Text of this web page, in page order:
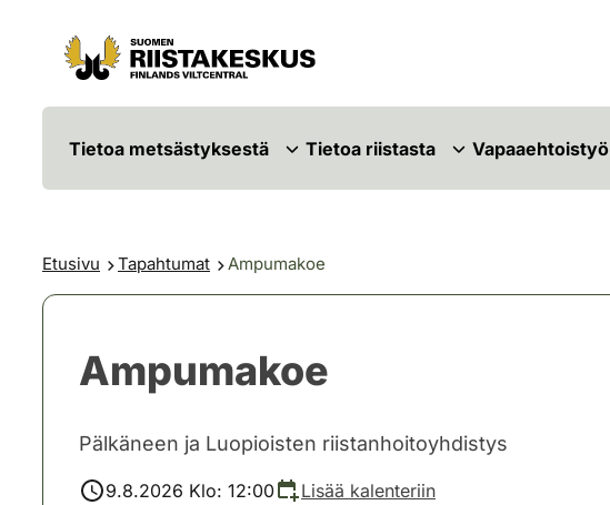
Siirry sisältöön
Siirry sivustokarttaan
Tietoa metsästyksestä Tietoa riistasta Vapaaehtoistyö
Etusivu Tapahtumat Ampumakoe
Ampumakoe
Pälkäneen ja Luopioisten riistanhoitoyhdistys
9.8.2026 Klo: 12:00
Lisää kalenteriin